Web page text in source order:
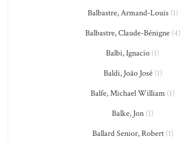
Balbastre, Armand-Louis(1)
Balbastre, Claude-Bénigne(4)
Balbi, Ignacio (1)
Baldi, João José(1)
Balfe, Michael William (1)
Balke, Jon (1)
Ballard Senior, Robert(1)